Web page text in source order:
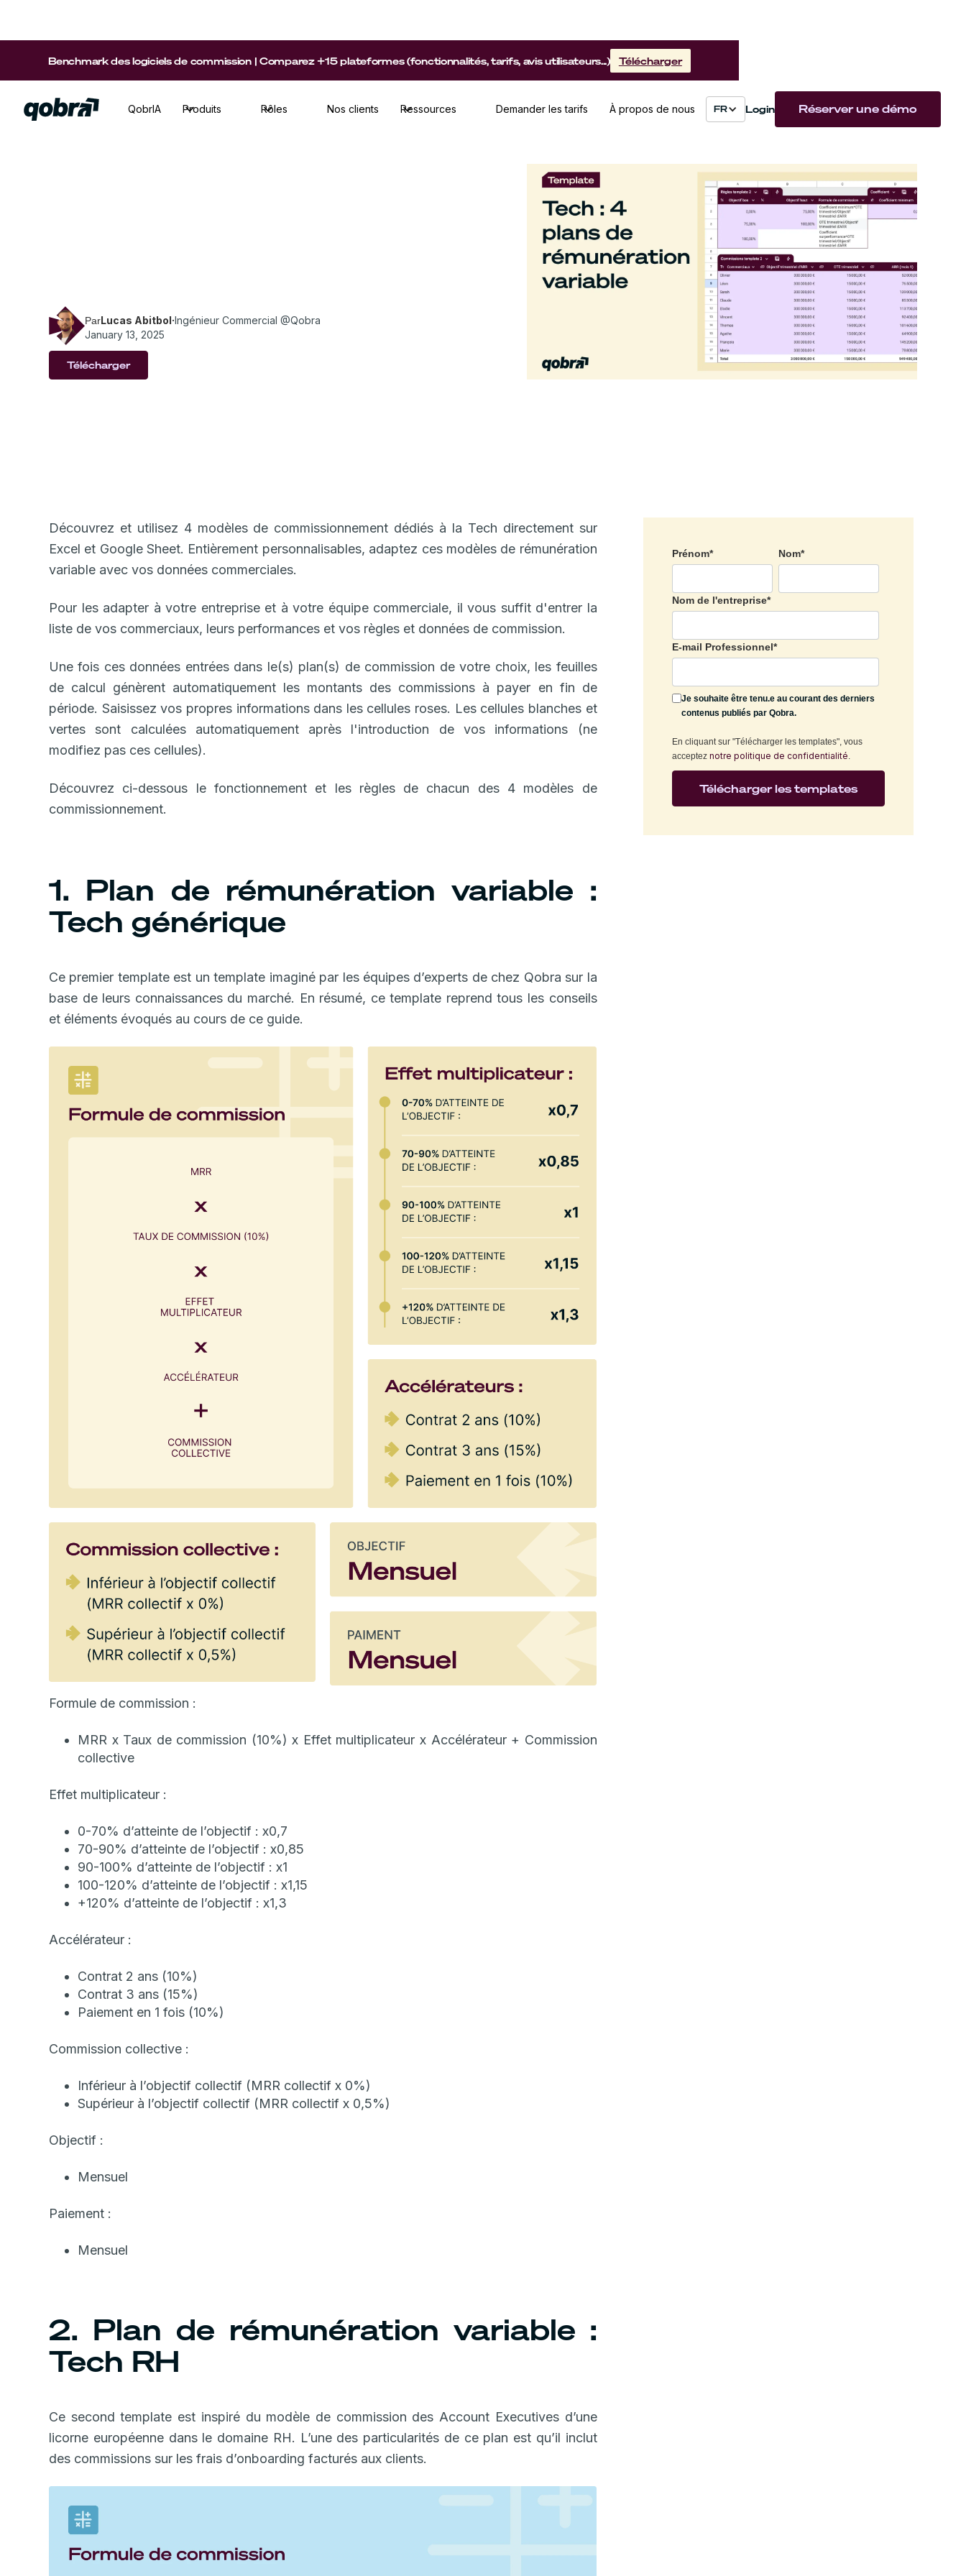
QobrIA Produits Rôles Nos clients Ressources Demander les tarifs À propos de nous FR Login Réserver une démo
Benchmark des logiciels de commission | Comparez +15 plateformes (fonctionnalités, tarifs, avis utilisateurs...) Télécharger
ParLucas Abitbol·Ingénieur Commercial @Qobra
January 13, 2025
Télécharger
Découvrez et utilisez 4 modèles de commissionnement dédiés à la Tech directement sur
Excel et Google Sheet. Entièrement personnalisables, adaptez ces modèles de rémunération
variable avec vos données commerciales.
Pour les adapter à votre entreprise et à votre équipe commerciale, il vous suffit d'entrer la
liste de vos commerciaux, leurs performances et vos règles et données de commission.
Une fois ces données entrées dans le(s) plan(s) de commission de votre choix, les feuilles
de calcul génèrent automatiquement les montants des commissions à payer en fin de
période. Saisissez vos propres informations dans les cellules roses. Les cellules blanches et
vertes sont calculées automatiquement après l'introduction de vos informations (ne
modifiez pas ces cellules).
Découvrez ci-dessous le fonctionnement et les règles de chacun des 4 modèles de
commissionnement.
1. Plan de rémunération variable :
Tech générique
Ce premier template est un template imaginé par les équipes d’experts de chez Qobra sur la
base de leurs connaissances du marché. En résumé, ce template reprend tous les conseils
et éléments évoqués au cours de ce guide.
Formule de commission :
MRR x Taux de commission (10%) x Effet multiplicateur x Accélérateur + Commission
collective
Effet multiplicateur :
0-70% d’atteinte de l’objectif : x0,7
70-90% d’atteinte de l’objectif : x0,85
90-100% d’atteinte de l’objectif : x1
100-120% d’atteinte de l’objectif : x1,15
+120% d’atteinte de l’objectif : x1,3
Accélérateur :
Contrat 2 ans (10%)
Contrat 3 ans (15%)
Paiement en 1 fois (10%)
Commission collective :
Inférieur à l’objectif collectif (MRR collectif x 0%)
Supérieur à l’objectif collectif (MRR collectif x 0,5%)
Objectif :
Mensuel
Paiement :
Mensuel
2. Plan de rémunération variable :
Tech RH
Ce second template est inspiré du modèle de commission des Account Executives d’une
licorne européenne dans le domaine RH. L’une des particularités de ce plan est qu’il inclut
des commissions sur les frais d’onboarding facturés aux clients.
Prénom* Nom*
Nom de l'entreprise*
E-mail Professionnel*
Je souhaite être tenu.e au courant des derniers
contenus publiés par Qobra.
En cliquant sur "Télécharger les templates", vous
accepteznotre politique de confidentialité.